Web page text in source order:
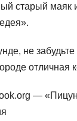
старый маяк
не забудьте
отличная
—